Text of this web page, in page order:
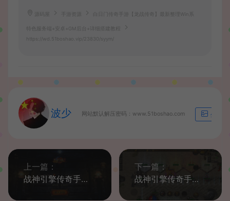
手游资源 白日门传奇手游【龙战传奇】最新整理Win系
特色服务端+安卓+GM后台+详细搭建教程
https://wd.51boshao.vip/23830/syym/
波少 网站默认解压密码：www.51boshao.com 生成海
上一篇：
战神引擎传奇手游【王者归来三职业二大陆白猪3.1】最新整理WIN系复古服务端+安卓苹果双端+GM后台+详细搭建教程
下一篇：
战神引擎传奇手游【神域传奇】最新整理Win系一键服务端+安卓苹果双端+GM授权后台+详细搭建教程